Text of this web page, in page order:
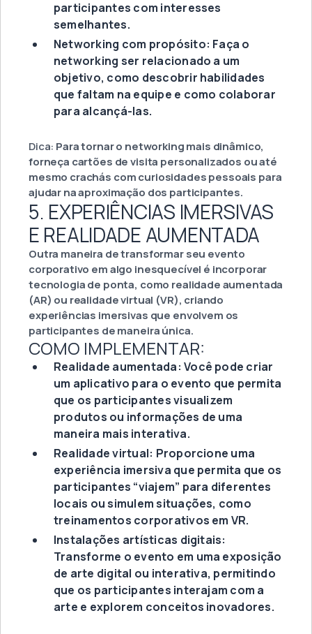
participantes com interesses
semelhantes.
Networking com propósito: Faça o
networking ser relacionado a um
objetivo, como descobrir habilidades
que faltam na equipe e como colaborar
para alcançá-las.
Dica: Para tornar o networking mais dinâmico,
forneça cartões de visita personalizados ou até
mesmo crachás com curiosidades pessoais para
ajudar na aproximação dos participantes.
5. EXPERIÊNCIAS IMERSIVAS
E REALIDADE AUMENTADA
Outra maneira de transformar seu evento
corporativo em algo inesquecível é incorporar
tecnologia de ponta, como realidade aumentada
(AR) ou realidade virtual (VR), criando
experiências imersivas que envolvem os
participantes de maneira única.
COMO IMPLEMENTAR:
Realidade aumentada: Você pode criar
um aplicativo para o evento que permita
que os participantes visualizem
produtos ou informações de uma
maneira mais interativa.
Realidade virtual: Proporcione uma
experiência imersiva que permita que os
participantes “viajem” para diferentes
locais ou simulem situações, como
treinamentos corporativos em VR.
Instalações artísticas digitais:
Transforme o evento em uma exposição
de arte digital ou interativa, permitindo
que os participantes interajam com a
arte e explorem conceitos inovadores.